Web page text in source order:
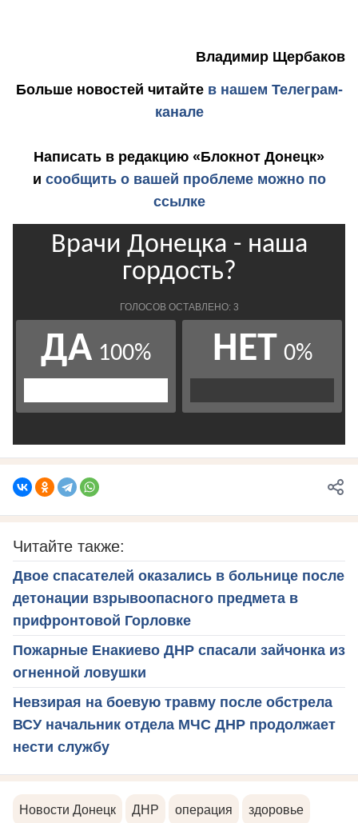
Владимир Щербаков
Больше новостей читайте в нашем Телеграм-
канале
Написать в редакцию «Блокнот Донецк»
и сообщить о вашей проблеме можно по
ссылке
Читайте также:
Двое спасателей оказались в больнице после
детонации взрывоопасного предмета в
прифронтовой Горловке
Пожарные Енакиево ДНР спасали зайчонка из
огненной ловушки
Невзирая на боевую травму после обстрела
ВСУ начальник отдела МЧС ДНР продолжает
нести службу
Новости Донецк ДНР операция здоровье